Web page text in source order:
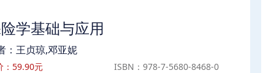
小结、思考与练习题、案例分析。本书可作为高等院校会计
财务管理等专业会计学基础课程的教材,企业管理人员和希望
会计学基础知识的人员也可以本书作为学习资料。
学基础与应用
：王贞琼,邓亚妮
：59.90元
ISBN：978-7-5680-8468-0